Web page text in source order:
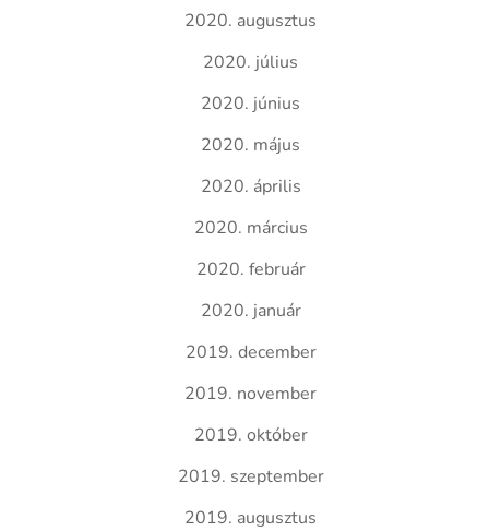
2020. augusztus
2020. július
2020. június
2020. május
2020. április
2020. március
2020. február
2020. január
2019. december
2019. november
2019. október
2019. szeptember
2019. augusztus